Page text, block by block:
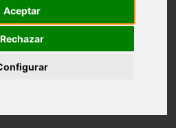
Aceptar
Rechazar
los guppys
de peces más populares entre
Aquí tienes unas cuantas
no sabías, y que siempre puedes